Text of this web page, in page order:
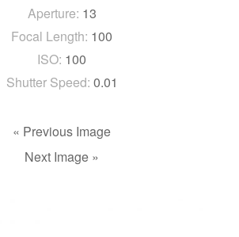
Aperture: 13
Focal Length: 100
ISO: 100
Shutter Speed: 0.01
« Previous Image
Next Image »